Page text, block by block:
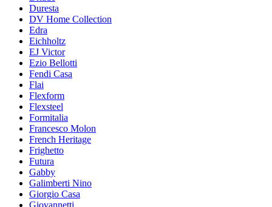
Duresta
DV Home Collection
Edra
Eichholtz
EJ Victor
Ezio Bellotti
Fendi Casa
Flai
Flexform
Flexsteel
Formitalia
Francesco Molon
French Heritage
Frighetto
Futura
Gabby
Galimberti Nino
Giorgio Casa